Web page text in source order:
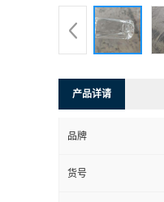
产品详请
品牌
货号